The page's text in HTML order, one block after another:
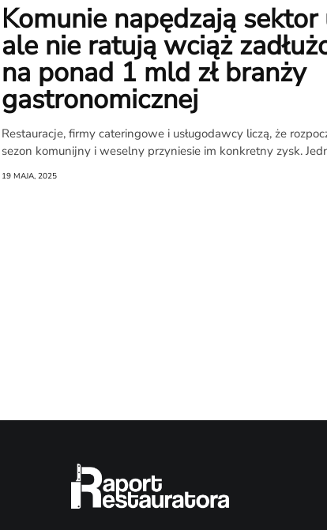
Komunie napędzają sektor
ale nie ratują wciąż
na ponad 1 mld zł branży
gastronomicznej
Restauracje, firmy cateringowe i usługodawcy liczą, że
sezon komunijny i weselny przyniesie im konkretny zysk.
19 MAJA, 2025